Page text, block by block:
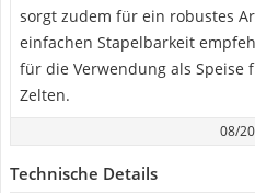
sorgt zudem für ein robustes
einfachen Stapelbarkeit
für die Verwendung als
Zelten.
08/
Technische Details